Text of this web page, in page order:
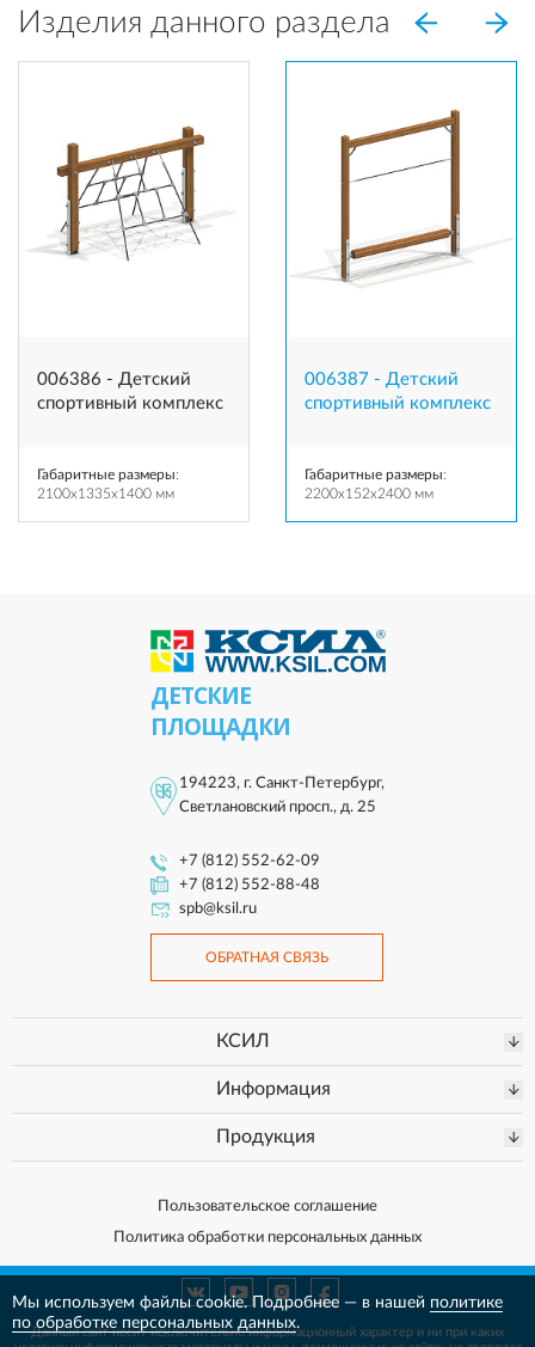
Изделия данного раздела
006386 - Детский
спортивный комплекс
Габаритные размеры:
2100x1335x1400 мм
006387 - Детский
спортивный комплекс
Габаритные размеры:
2200x152x2400 мм
ДЕТСКИЕ
ПЛОЩАДКИ
194223, г. Санкт-Петербург,
Светлановский просп., д. 25
+7 (812) 552-62-09
+7 (812) 552-88-48
spb@ksil.ru
ОБРАТНАЯ СВЯЗЬ
КСИЛ
Информация
Продукция
Пользовательское соглашение
Политика обработки персональных данных
Данный сайт носит исключительно информационный характер и ни при каких
Мы используем файлы cookie. Подробнее — в нашей политике
по обработке персональных данных.